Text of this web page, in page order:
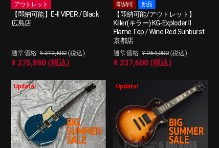
アウトレット
【即納可能】E-II VIPER / Black
広島店
¥ 313,500 (税込)
¥ 275,880 (税込)
即納可
新品
【即納可能/アウトレット】
Killer(キラー) KG-Exploder II
Flame Top / Wine Red Sunburst
京都店
¥ 264,000 (税込)
¥ 237,600 (税込)
Update! Update!